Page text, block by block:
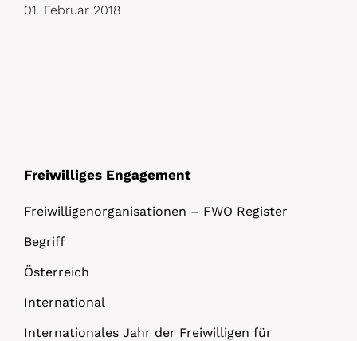
01. Februar 2018
Freiwilliges Engagement
Freiwilligenorganisationen – FWO Register
Begriff
Österreich
International
Internationales Jahr der Freiwilligen für